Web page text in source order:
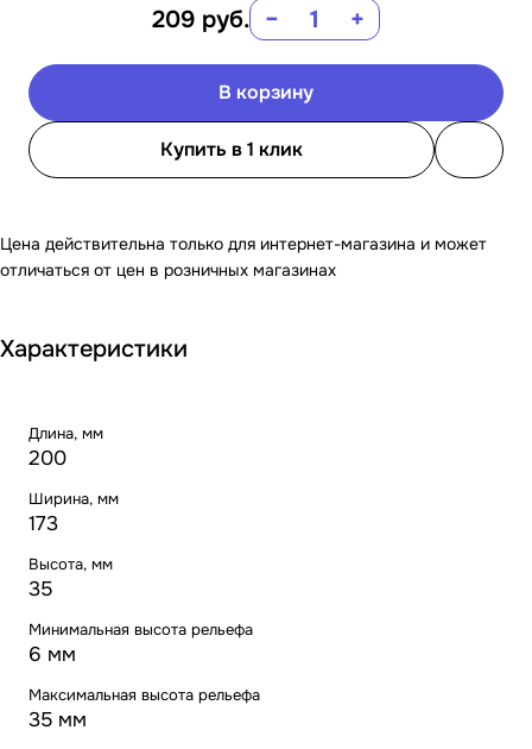
209 руб. − +
В корзину
Купить в 1 клик
Цена действительна только для интернет-магазина и может
отличаться от цен в розничных магазинах
Характеристики
Длина, мм
200
Ширина, мм
173
Высота, мм
35
Минимальная высота рельефа
6 мм
Максимальная высота рельефа
35 мм